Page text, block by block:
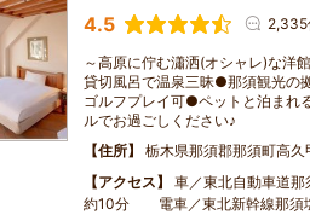
4.5 2,335
～高原に佇む瀟洒(オシャレ)な洋
貸切風呂で温泉三昧●那須観光の
ゴルフプレイ可●ペットと泊ま
ルでお過ごしください♪
住所
栃木県那須郡那須町高
アクセス
車／東北自動車道
約10分 電車／東北新幹線那須